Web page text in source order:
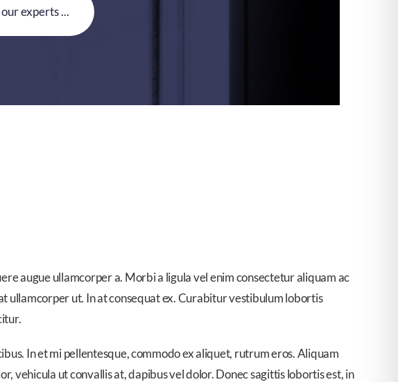
augue ullamcorper a. Morbi a ligula vel enim consectetur aliquam ac
ullamcorper ut. In at consequat ex. Curabitur vestibulum lobortis
In et mi pellentesque, commodo ex aliquet, rutrum eros. Aliquam
vehicula ut convallis at, dapibus vel dolor. Donec sagittis lobortis est, in